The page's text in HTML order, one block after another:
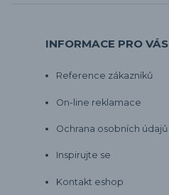
INFORMACE PRO VÁS
Reference zákazníků
On-line reklamace
Ochrana osobních údajů
Inspirujte se
Kontakt eshop